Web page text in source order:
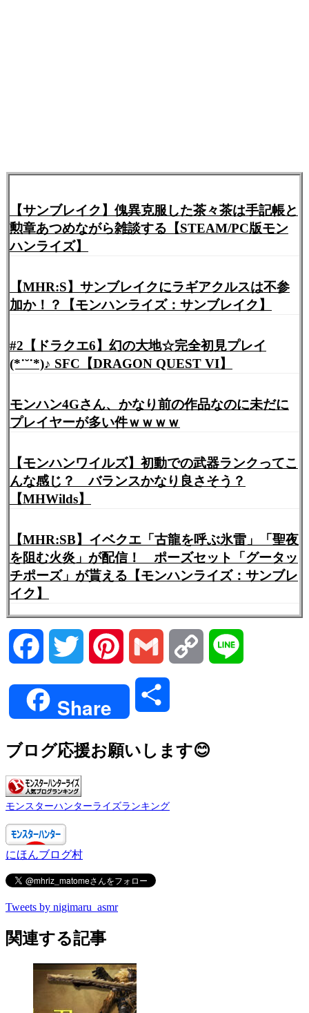
【サンブレイク】傀異克服した茶々茶は手記帳と
勲章あつめながら雑談する【STEAM/PC版モン
ハンライズ】
【MHR:S】サンブレイクにラギアクルスは不参
加か！？【モンハンライズ：サンブレイク】
#2【ドラクエ6】幻の大地☆完全初見プレイ
(*˙˘˙*)♪ SFC【DRAGON QUEST VI】
モンハン4Gさん、かなり前の作品なのに未だに
プレイヤーが多い件ｗｗｗｗ
【モンハンワイルズ】初動での武器ランクってこ
んな感じ？ バランスかなり良さそう？
【MHWilds】
【MHR:SB】イベクエ「古龍を呼ぶ氷雷」「聖夜
を阻む火炎」が配信！ ポーズセット「グータッ
チポーズ」が貰える【モンハンライズ：サンブレ
イク】
Facebook Twitter Pinterest Gmail Copy
Share
ブログ応援お願いします😊
モンスターハンターライズランキング
にほんブログ村
Tweets by nigimaru_asmr
関連する記事